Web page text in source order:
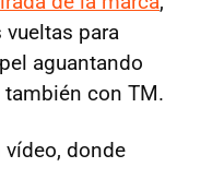
para
aguantando
también con TM.
donde